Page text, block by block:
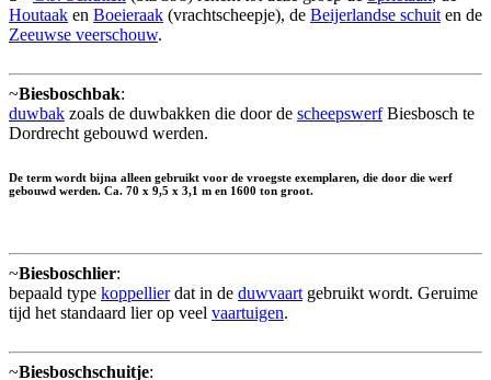
Houtaak en Boeieraak (vrachtscheepje), de Beijerlandse schuit en de
Zeeuwse veerschouw.
~Biesboschbak:
duwbak zoals de duwbakken die door de scheepswerfBiesbosch te
Dordrecht gebouwd werden.
De term wordt bijna alleen gebruikt voor de vroegste exemplaren, die door die werf
gebouwd werden. Ca. 70 x 9,5 x 3,1 m en 1600 ton groot.
~Biesboschlier:
bepaald type koppellierdat in de duwvaart gebruikt wordt. Geruime
tijd het standaard lier op veel vaartuigen.
~Biesboschschuitje: